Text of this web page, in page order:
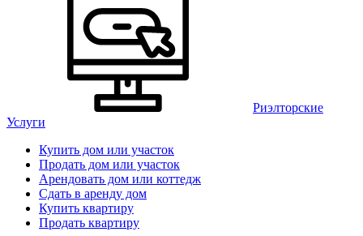
Риэлторские
Услуги
Купить дом или участок
Продать дом или участок
Арендовать дом или коттедж
Сдать в аренду дом
Купить квартиру
Продать квартиру